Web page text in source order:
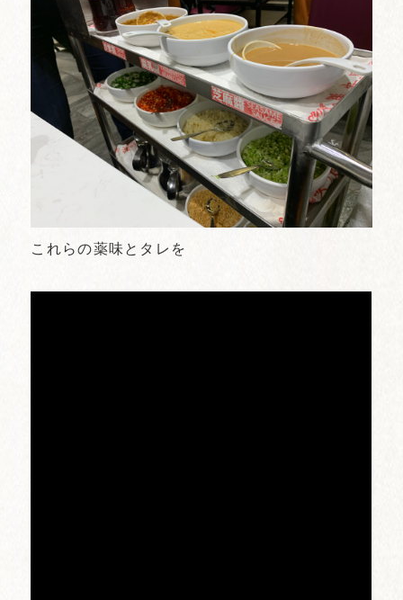
これらの薬味とタレを